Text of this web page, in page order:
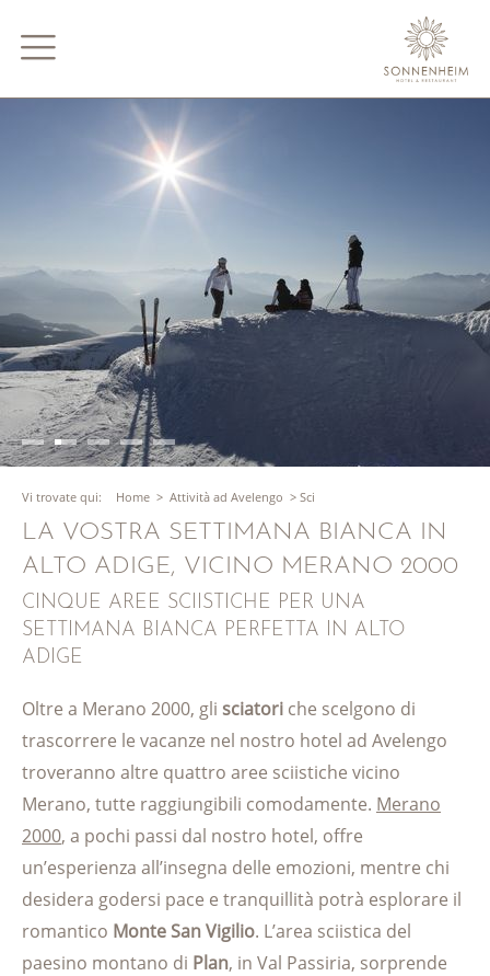
Vi trovate qui: Home > Attività ad Avelengo > Sci
LA VOSTRA SETTIMANA BIANCA IN
ALTO ADIGE, VICINO MERANO 2000
CINQUE AREE SCIISTICHE PER UNA
SETTIMANA BIANCA PERFETTA IN ALTO
ADIGE
Oltre a Merano 2000, gli sciatori che scelgono di
trascorrere le vacanze nel nostro hotel ad Avelengo
troveranno altre quattro aree sciistiche vicino
Merano, tutte raggiungibili comodamente. Merano
2000, a pochi passi dal nostro hotel, offre
un’esperienza all’insegna delle emozioni, mentre chi
desidera godersi pace e tranquillità potrà esplorare il
romantico Monte San Vigilio. L’area sciistica del
paesino montano di Plan, in Val Passiria, sorprende